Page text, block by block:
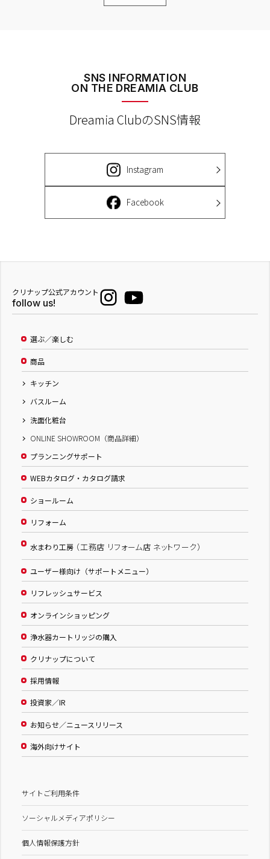
SNS INFORMATION
ON THE DREAMIA CLUB
Dreamia ClubのSNS情報
Instagram
Facebook
クリナップ公式アカウント
follow us!
選ぶ／楽しむ
商品
キッチン
バスルーム
洗面化粧台
ONLINE SHOWROOM（商品詳細）
プランニングサポート
WEBカタログ・カタログ請求
ショールーム
リフォーム
水まわり工房 （工務店 リフォーム店 ネットワーク）
ユーザー様向け（サポートメニュー）
リフレッシュサービス
オンラインショッピング
浄水器カートリッジの購入
クリナップについて
採用情報
投資家／IR
お知らせ／ニュースリリース
海外向けサイト
サイトご利用条件
ソーシャルメディアポリシー
個人情報保護方針